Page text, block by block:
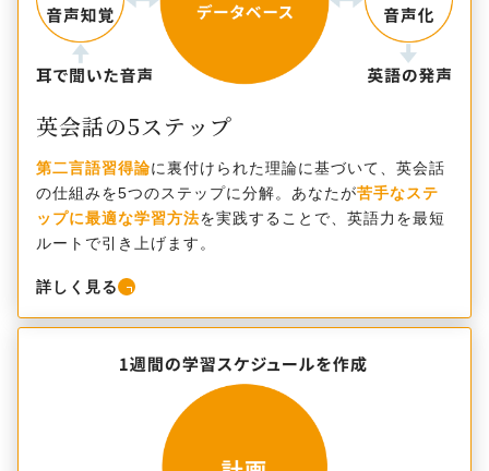
英会話の5ステップ
第二言語習得論に裏付けられた理論に基づいて、英会話
の仕組みを5つのステップに分解。あなたが苦手なステ
ップに最適な学習方法を実践することで、英語力を最短
ルートで引き上げます。
詳しく見る